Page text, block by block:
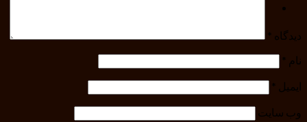
دیدگاه *
نام *
ایمیل
*
وب‌ سایت